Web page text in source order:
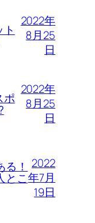
2022年
8月25
日
ポ
2022年
8月25
日
！
とこ
2022
年7月
19日